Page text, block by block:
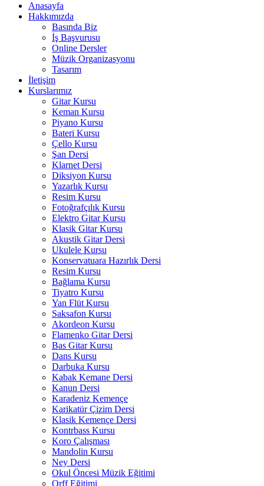
Anasayfa
Hakkımızda
Basında Biz
İş Başvurusu
Online Dersler
Müzik Organizasyonu
Tasarım
İletişim
Kurslarımız
Gitar Kursu
Keman Kursu
Piyano Kursu
Bateri Kursu
Çello Kursu
Şan Dersi
Klarnet Dersi
Diksiyon Kursu
Yazarlık Kursu
Resim Kursu
Fotoğrafçılık Kursu
Elektro Gitar Kursu
Klasik Gitar Kursu
Akustik Gitar Dersi
Ukulele Kursu
Konservatuara Hazırlık Dersi
Resim Kursu
Bağlama Kursu
Tiyatro Kursu
Yan Flüt Kursu
Saksafon Kursu
Akordeon Kursu
Flamenko Gitar Dersi
Bas Gitar Kursu
Dans Kursu
Darbuka Kursu
Kabak Kemane Dersi
Kanun Dersi
Karadeniz Kemençe
Karikatür Çizim Dersi
Klasik Kemençe Dersi
Kontrbass Kursu
Koro Çalışması
Mandolin Kursu
Ney Dersi
Okul Öncesi Müzik Eğitimi
Orff Eğitimi